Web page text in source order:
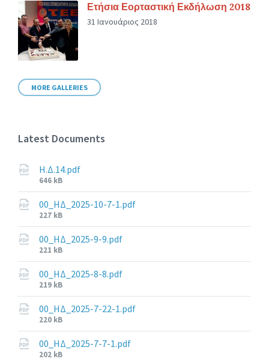
Ετήσια Εορταστική Εκδήλωση 2018
31 Ιανουάριος 2018
MORE GALLERIES
Latest Documents
Η.Δ.14.pdf
File
size:
646 kB
00_ΗΔ_2025-10-7-1.pdf
File
size:
227 kB
00_ΗΔ_2025-9-9.pdf
File
size:
221 kB
00_ΗΔ_2025-8-8.pdf
File
size:
219 kB
00_ΗΔ_2025-7-22-1.pdf
File
size:
220 kB
00_ΗΔ_2025-7-7-1.pdf
File
202 kB